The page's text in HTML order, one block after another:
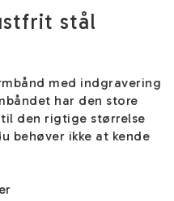
stål
med indgravering
har den store
den rigtige størrelse
behøver ikke at kende